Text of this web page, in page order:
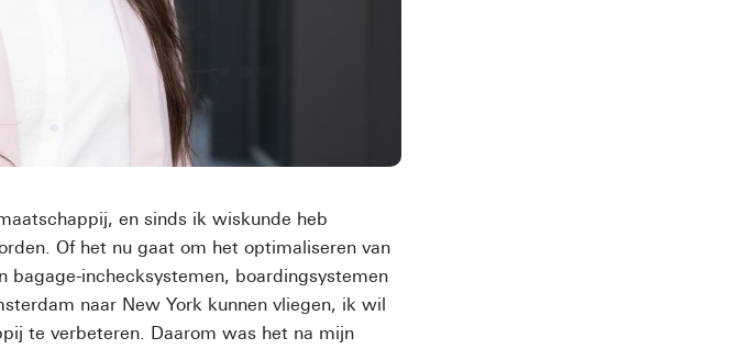
en sinds ik wiskunde heb
Of het nu gaat om het optimaliseren van
bagage-inchecksystemen, boardingsystemen
naar New York kunnen vliegen, ik wil
te verbeteren. Daarom was het na mijn